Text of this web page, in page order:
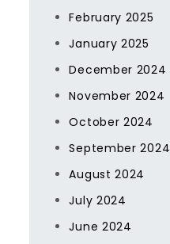
February 2025
January 2025
December 2024
November 2024
October 2024
September 2024
August 2024
July 2024
June 2024